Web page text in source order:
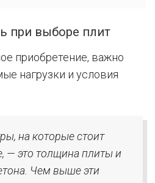
при выборе плит
приобретение, важно
нагрузки и условия
на которые стоит
— это толщина плиты и
Чем выше эти